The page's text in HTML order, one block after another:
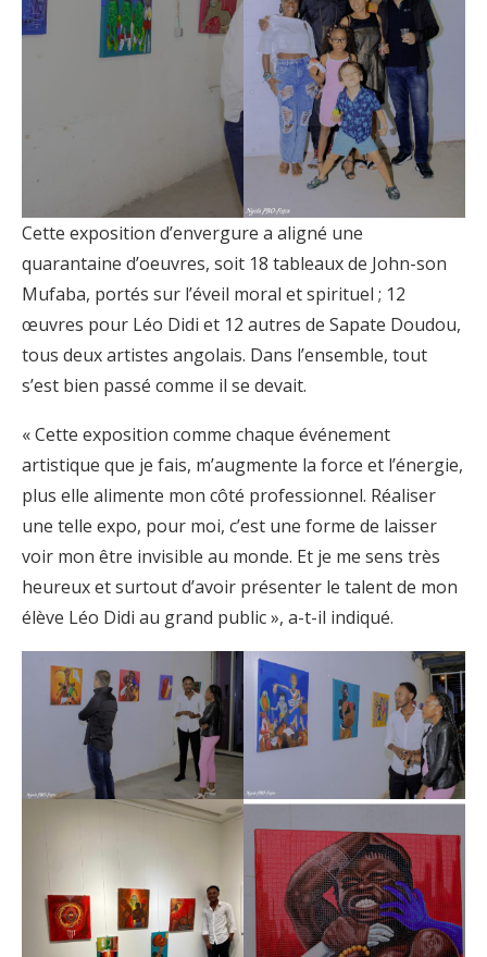
Cette exposition d’envergure a aligné une
quarantaine d’oeuvres, soit 18 tableaux de John-son
Mufaba, portés sur l’éveil moral et spirituel ; 12
œuvres pour Léo Didi et 12 autres de Sapate Doudou,
tous deux artistes angolais. Dans l’ensemble, tout
s’est bien passé comme il se devait.
« Cette exposition comme chaque événement
artistique que je fais, m’augmente la force et l’énergie,
plus elle alimente mon côté professionnel. Réaliser
une telle expo, pour moi, c’est une forme de laisser
voir mon être invisible au monde. Et je me sens très
heureux et surtout d’avoir présenter le talent de mon
élève Léo Didi au grand public », a-t-il indiqué.